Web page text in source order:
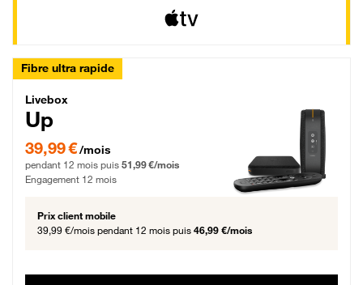
Fibre ultra rapide
Livebox Up Fibre
Livebox
Up
39,99 € par mois pendant 12 mois puis 51,99 € par mois, Engagement 12 mois
39,99 €/mois
pendant 12 mois puis 51,99 €/mois
Engagement 12 mois
Prix client mobile
39,99 €/mois pendant 12 mois puis 46,99 €/mois